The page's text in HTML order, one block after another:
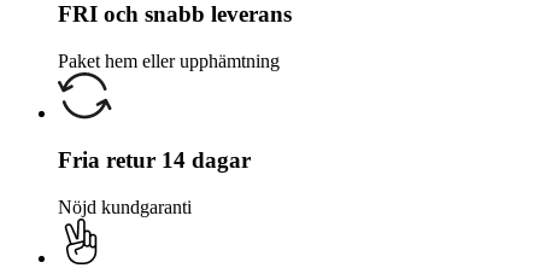
FRI och snabb leverans
Paket hem eller upphämtning
Fria retur 14 dagar
Nöjd kundgaranti